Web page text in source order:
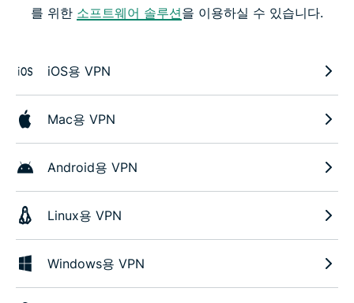
를 위한 소프트웨어 솔루션을 이용하실 수 있습니다.
iOS용 VPN
Mac용 VPN
Android용 VPN
Linux용 VPN
Windows용 VPN